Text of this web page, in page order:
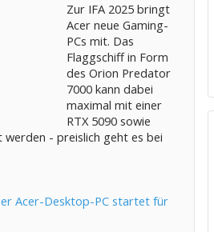
Zur IFA 2025 bringt
Acer neue Gaming-
PCs mit. Das
Flaggschiff in Form
des Orion Predator
7000 kann dabei
maximal mit einer
RTX 5090 sowie
- preislich geht es bei
Acer-Desktop-PC startet für